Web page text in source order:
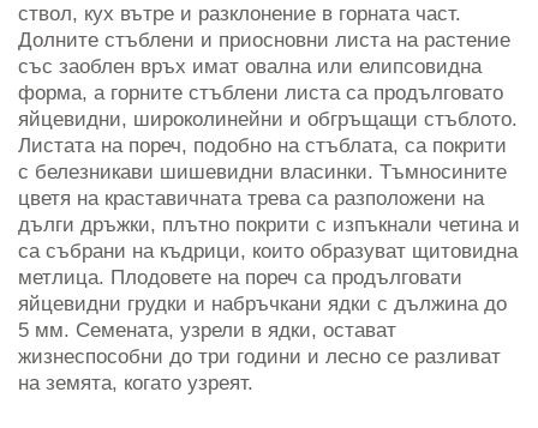
ствол, кух вътре и разклонение в горната част.
Долните стъблени и приосновни листа на растение
със заоблен връх имат овална или елипсовидна
форма, а горните стъблени листа са продълговато
яйцевидни, широколинейни и обгръщащи стъблото.
Листата на пореч, подобно на стъблата, са покрити
с белезникави шишевидни власинки. Тъмносините
цветя на краставичната трева са разположени на
дълги дръжки, плътно покрити с изпъкнали четина и
са събрани на къдрици, които образуват щитовидна
метлица. Плодовете на пореч са продълговати
яйцевидни грудки и набръчкани ядки с дължина до
5 мм. Семената, узрели в ядки, остават
жизнеспособни до три години и лесно се разливат
на земята, когато узреят.